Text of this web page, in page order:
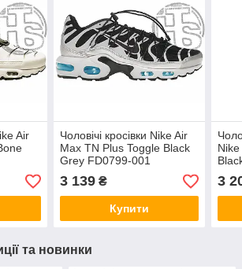
Air
Чоловічі кросівки Nike Air
Max TN Plus Toggle Black
Grey FD0799-001
3 139₴
Купити
3
та новинки